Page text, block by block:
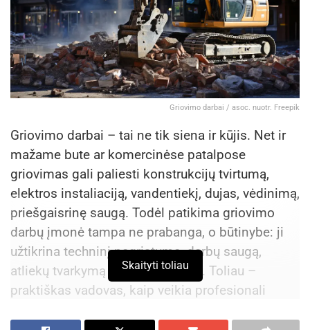
Griovimo darbai / asoc. nuotr. Freepik
Griovimo darbai – tai ne tik siena ir kūjis. Net ir
mažame bute ar komercinėse patalpose
griovimas gali paliesti konstrukcijų tvirtumą,
elektros instaliaciją, vandentiekį, dujas, vėdinimą,
priešgaisrinę saugą. Todėl patikima griovimo
darbų įmonė tampa ne prabanga, o būtinybe: ji
užtikrina techninį pagrįstumą, darbų saugą,
atliekų tvarkymą ir aiškią sąmatą. Toliau –
praktiškas vadovas, kaip veikia profesionali
Skaityti toliau